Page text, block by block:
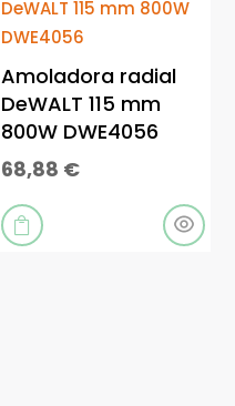
Amoladora radial
DeWALT 115 mm
800W DWE4056
68,88 €
